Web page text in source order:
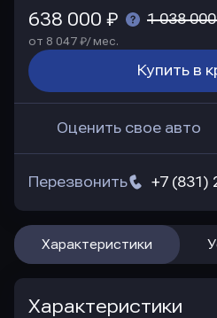
638 000 ₽ 1 038
от 8 047 ₽/ мес.
Купить в
Оценить свое авто
+7 (831)
Перезвонить
Характеристики
Характеристики